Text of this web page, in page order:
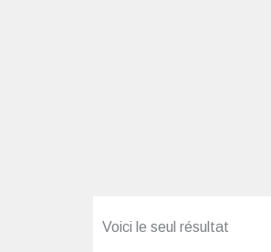
Voici le seul résultat